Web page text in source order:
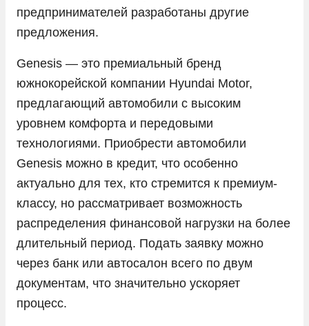
Opel
Porsche
Ram
Seres
Solaris
Sollers
SsangYong
Suzuki
Tank
предпринимателей разработаны другие
предложения.
Genesis — это премиальный бренд
южнокорейской компании Hyundai Motor,
предлагающий автомобили с высоким
уровнем комфорта и передовыми
технологиями. Приобрести автомобили
Genesis можно в кредит, что особенно
актуально для тех, кто стремится к премиум-
классу, но рассматривает возможность
распределения финансовой нагрузки на более
длительный период. Подать заявку можно
через банк или автосалон всего по двум
документам, что значительно ускоряет
процесс.